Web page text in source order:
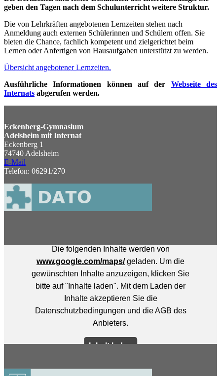
geben den Tagen nach dem Schulunterricht weitere Struktur.
Die von Lehrkräften angebotenen Lernzeiten stehen nach
Anmeldung auch externen Schülerinnen und Schülern offen. Sie
bieten die Chance, fachlich kompetent und zielgerichtet beim
Lernen oder Anfertigen von Hausaufgaben unterstützt zu werden.
Übersicht angebotener Lernzeiten.
Ausführliche Informationen können auf der Webseite des
Internats abgerufen werden.
Eckenberg-Gymnasium
Adelsheim mit Internat
Eckenberg 1
74740 Adelsheim
E-Mail
Telefon: 06291/270